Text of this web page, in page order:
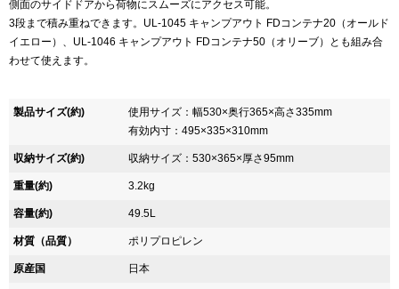
側面のサイドドアから荷物にスムーズにアクセス可能。
3段まで積み重ねできます。UL-1045 キャンプアウト FDコンテナ20（オールド
イエロー）、UL-1046 キャンプアウト FDコンテナ50（オリーブ）とも組み合
わせて使えます。
製品サイズ(約)
使用サイズ：幅530×奥行365×高さ335mm
有効内寸：495×335×310mm
収納サイズ(約) 収納サイズ：530×365×厚さ95mm
重量(約) 3.2kg
容量(約) 49.5L
材質（品質） ポリプロピレン
原産国 日本